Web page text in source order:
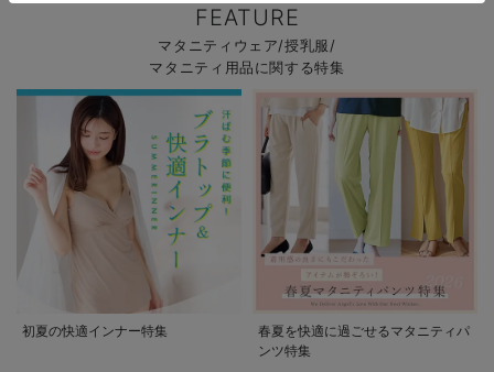
FEATURE
マタニティウェア/授乳服/
マタニティ用品に関する特集
初夏の快適インナー特集
春夏を快適に過ごせるマタニティパ
ンツ特集